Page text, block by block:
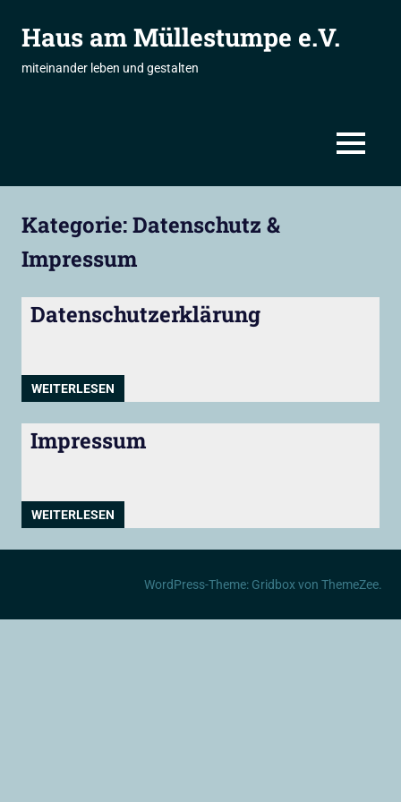
InhaltHaus am Müllestumpe e.V.
miteinander leben und gestalten
MENÜ
Kategorie:Datenschutz &
Impressum
Datenschutzerklärung
WEITERLESEN
Impressum
WEITERLESEN
WordPress-Theme: Gridbox von ThemeZee.